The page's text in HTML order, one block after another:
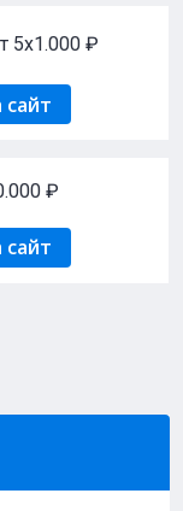
5х1.000 ₽
₽